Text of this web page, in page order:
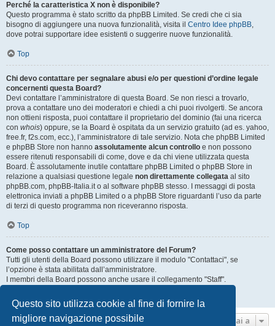
Questo sito utilizza cookie al fine di fornire la
migliore navigazione possibile
Perché la caratteristica X non è disponibile?
Questo programma è stato scritto da phpBB Limited. Se credi che ci sia
bisogno di aggiungere una nuova funzionalità, visita il Centro Idee phpBB,
dove potrai supportare idee esistenti o suggerire nuove funzionalità.
Top
Chi devo contattare per segnalare abusi e/o per questioni d’ordine legale
concernenti questa Board?
Devi contattare l’amministratore di questa Board. Se non riesci a trovarlo,
prova a contattare uno dei moderatori e chiedi a chi puoi rivolgerti. Se ancora
non ottieni risposta, puoi contattare il proprietario del dominio (fai una ricerca
con whois) oppure, se la Board è ospitata da un servizio gratuito (ad es. yahoo,
free.fr, f2s.com, ecc.), l’amministratore di tale servizio. Nota che phpBB Limited
e phpBB Store non hanno assolutamente alcun controllo e non possono
essere ritenuti responsabili di come, dove e da chi viene utilizzata questa
Board. È assolutamente inutile contattare phpBB Limited o phpBB Store in
relazione a qualsiasi questione legale non direttamente collegata al sito
phpBB.com, phpBB-Italia.it o al software phpBB stesso. I messaggi di posta
elettronica inviati a phpBB Limited o a phpBB Store riguardanti l’uso da parte
di terzi di questo programma non riceveranno risposta.
Top
Come posso contattare un amministratore del Forum?
Tutti gli utenti della Board possono utilizzare il modulo "Contattaci", se
l’opzione è stata abilitata dall’amministratore.
I membri della Board possono anche usare il collegamento "Staff".
Top
Vai a